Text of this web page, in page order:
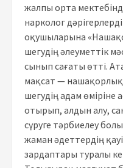
жалпы орта
нарколог
оқушыларына
шегудің әлеуметтік
сынып сағаты өтті.
мақсат —
шегудің адам өміріне
отырып, алдын алу,
сүруге тәрбиелеу
жаман әдеттердің
зардаптары туралы